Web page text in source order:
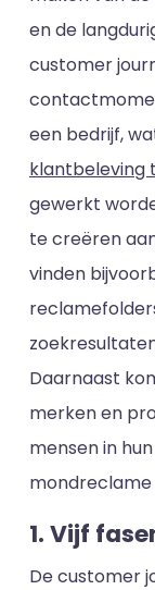
en de
customer
een bedrijf,
klantbeleving
gewerkt
te creëren
vinden
Daarnaast
merken en
mensen in
mondreclame
1. Vijf
De customer